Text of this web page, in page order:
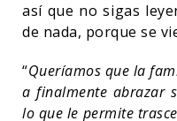
así que no sigas
de nada, porque se
“Queríamos que la
a finalmente abrazar
lo que le permite